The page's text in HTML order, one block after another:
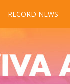
RECORD NEWS